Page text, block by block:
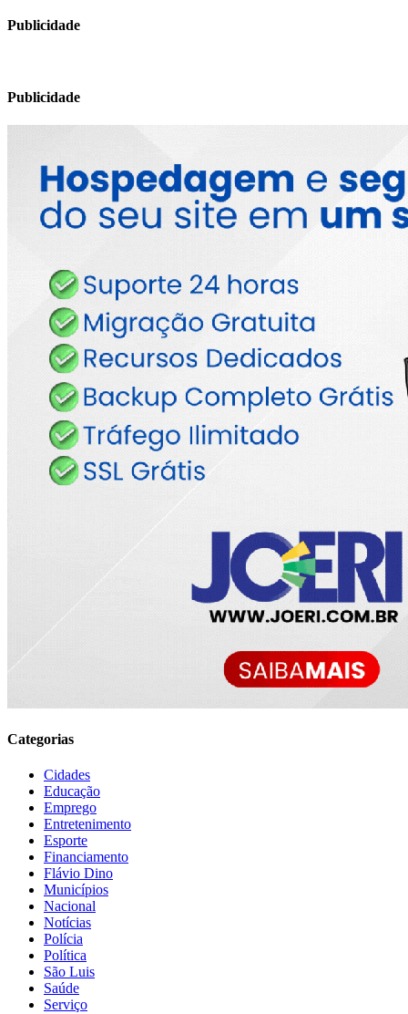
Publicidade
Publicidade
Categorias
Cidades
Educação
Emprego
Entretenimento
Esporte
Financiamento
Flávio Dino
Municípios
Nacional
Notícias
Polícia
Política
São Luis
Saúde
Serviço